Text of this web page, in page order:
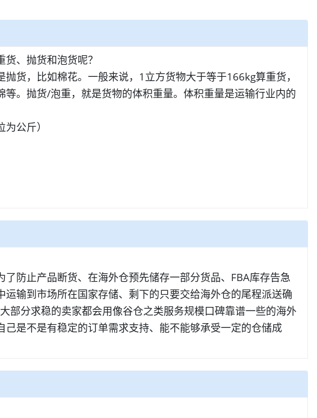
、抛货和泡货呢？
货，比如棉花。一般来说，1立方货物大于等于166kg算重货，
。抛货/泡重，就是货物的体积重量。体积重量是运输行业内的
公斤）
防止产品断货、在海外仓预先储存一部分货品、FBA库存告急
输到市场所在国家存储、剩下的只要交给海外仓的尾程派送确
部分求稳的卖家都会用像谷仓之类服务规模口碑靠谱一些的海外
是不是有稳定的订单需求支持、能不能够承受一定的仓储成